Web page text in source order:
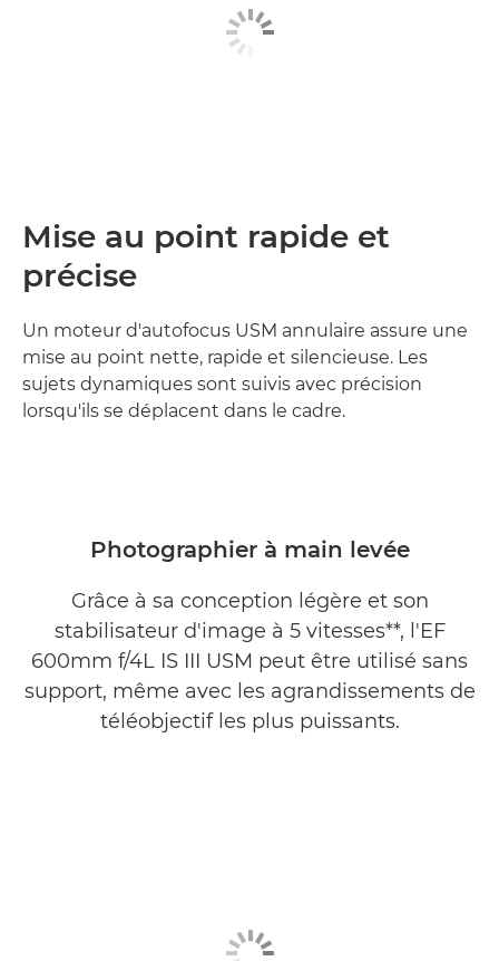
Mise au point rapide et
précise
Un moteur d'autofocus USM annulaire assure une
mise au point nette, rapide et silencieuse. Les
sujets dynamiques sont suivis avec précision
lorsqu'ils se déplacent dans le cadre.
Photographier à main levée
Grâce à sa conception légère et son
stabilisateur d'image à 5 vitesses**, l'EF
600mm f/4L IS III USM peut être utilisé sans
support, même avec les agrandissements de
téléobjectif les plus puissants.